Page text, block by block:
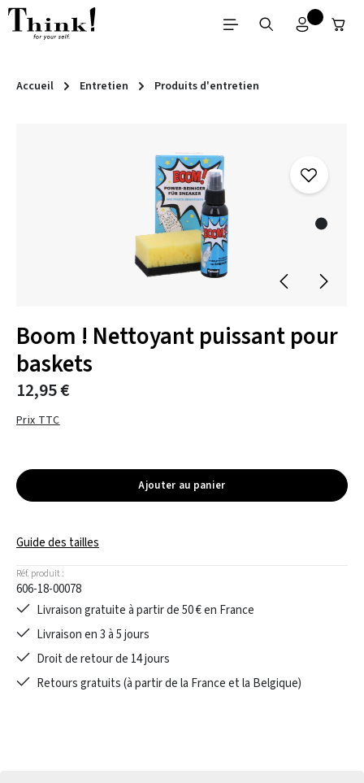
Passer au contenu principal
Accueil Entretien Produits d'entretien
Boom ! Nettoyant puissant pour
baskets
12,95 €
Prix TTC
Ajouter au panier
Guide des tailles
Réf. produit :
606-18-00078
Livraison gratuite à partir de 50 € en France
Livraison en 3 à 5 jours
Droit de retour de 14 jours
Retours gratuits (à partir de la France et la Belgique)